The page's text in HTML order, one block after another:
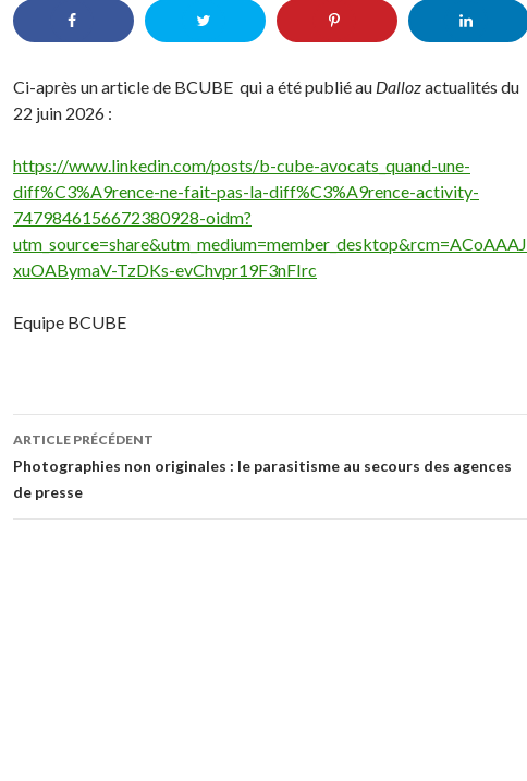
Ci-après un article de BCUBE qui a été publié au Dallozactualités du
22 juin 2026 :
https://www.linkedin.com/posts/b-cube-avocats_quand-une-
diff%C3%A9rence-ne-fait-pas-la-diff%C3%A9rence-activity-
7479846156672380928-oidm?
utm_source=share&utm_medium=member_desktop&rcm=ACoAAAJ
xuOABymaV-TzDKs-evChvpr19F3nFIrc
Equipe BCUBE
Navigation
des
articles
ARTICLE PRÉCÉDENT
Photographies non originales : le parasitisme au secours des agences
de presse